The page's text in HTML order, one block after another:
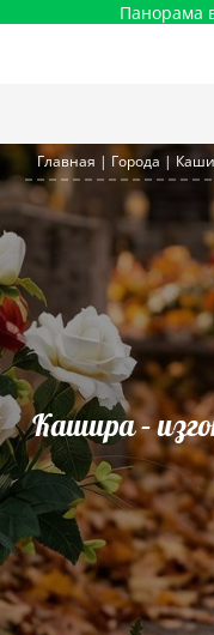
Панорама
Главная | Города |
Кашира –